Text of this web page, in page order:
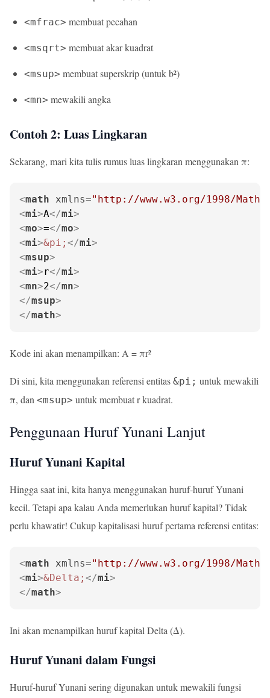
<mfrac> membuat pecahan
<msqrt> membuat akar kuadrat
<msup> membuat superskrip (untuk b²)
<mn> mewakili angka
Contoh 2: Luas Lingkaran
Sekarang, mari kita tulis rumus luas lingkaran menggunakan π:
<math xmlns="http://www.w3.org/1998/Math/
<mi>A</mi>
<mo>=</mo>
<mi>&pi; </mi>
<msup>
<mi>r</mi>
<mn>2</mn>
</msup>
</math>
Kode ini akan menampilkan: A = πr²
Di sini, kita menggunakan referensi entitas &pi; untuk mewakili
π, dan <msup> untuk membuat r kuadrat.
Penggunaan Huruf Yunani Lanjut
Huruf Yunani Kapital
Hingga saat ini, kita hanya menggunakan huruf-huruf Yunani
kecil. Tetapi apa kalau Anda memerlukan huruf kapital? Tidak
perlu khawatir! Cukup kapitalisasi huruf pertama referensi entitas:
<math xmlns="http://www.w3.org/1998/Math/
<mi>&Delta; </mi>
</math>
Ini akan menampilkan huruf kapital Delta (Δ).
Huruf Yunani dalam Fungsi
Huruf-huruf Yunani sering digunakan untuk mewakili fungsi